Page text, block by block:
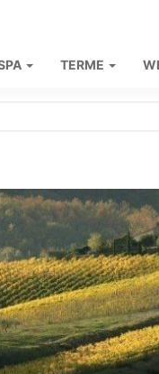
TERME